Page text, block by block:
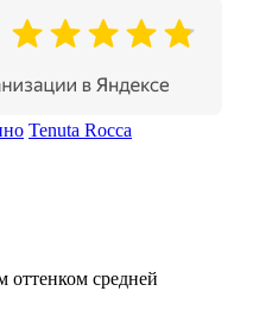
Tenuta Rocca
оттенком средней